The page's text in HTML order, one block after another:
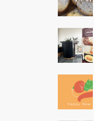
_dammy
_works.p
ng"/>
_dammy
_works.p
ng"/>